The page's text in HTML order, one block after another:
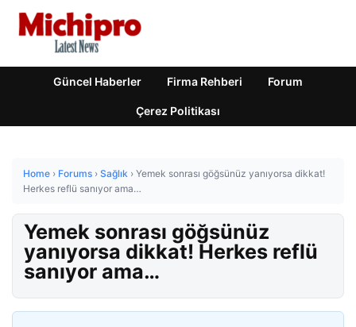
Güncel Haberler Firma Rehberi Forum
Çerez Politikası
Home › Forums › Sağlık › Yemek sonrası göğsünüz yanıyorsa dikkat!
Herkes reflü sanıyor ama…
Yemek sonrası göğsünüz
yanıyorsa dikkat! Herkes reflü
sanıyor ama…